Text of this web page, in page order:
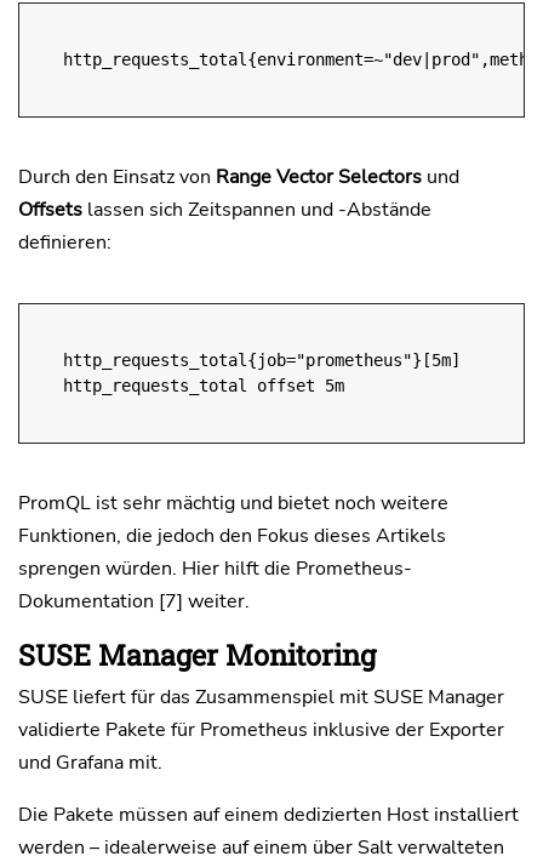
Durch den Einsatz von Range Vector Selectors und
Offsets lassen sich Zeitspannen und -Abstände
definieren:
http_requests_total{job="prometheus"}[5m]
http_requests_total offset 5m
PromQL ist sehr mächtig und bietet noch weitere
Funktionen, die jedoch den Fokus dieses Artikels
sprengen würden. Hier hilft die Prometheus-
Dokumentation [7] weiter.
SUSE Manager Monitoring
SUSE liefert für das Zusammenspiel mit SUSE Manager
validierte Pakete für Prometheus inklusive der Exporter
und Grafana mit.
Die Pakete müssen auf einem dedizierten Host installiert
werden – idealerweise auf einem über Salt verwalteten